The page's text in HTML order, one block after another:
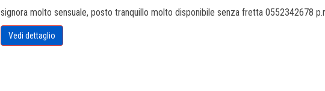
signora molto sensuale, posto tranquillo molto disponibile senza fretta 0552342678
Vedi dettaglio